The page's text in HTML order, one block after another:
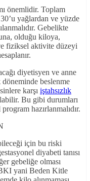
önemlidir. Toplam
yağlardan ve yüzde
Gebelikte
olduğu kiloya,
fiziksel aktivite düzeyi
diyetisyen ve anne
beslenme
karşı iştahsızlık
Bu gibi durumları
hazırlanmalıdır.
için bu riski
diyabeti tanısı
gebeliğe olması
yani Beden Kitle